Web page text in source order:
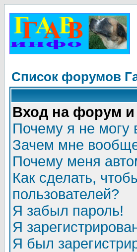
Список форумов
Вход на форум и
Почему я не могу
Зачем мне
Почему меня
Как сделать,
пользователей?
Я забыл пароль!
Я
Я был